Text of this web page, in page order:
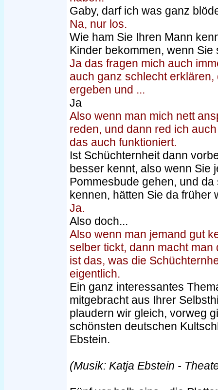
Gaby, darf ich was ganz
Na, nur los.
Wie ham Sie Ihren Mann
Kinder bekommen, wenn
Ja das fragen mich auch
auch ganz schlecht
ergeben und ...
Ja
Also wenn man mich nett
reden, und dann red ich
das auch funktioniert.
Ist Schüchternheit dann
besser kennt, also wenn Sie
Pommesbude gehen, und
kennen, hätten Sie da früher
Ja.
Also doch...
Also wenn man jemand gut
selber tickt, dann macht
ist das, was die
eigentlich.
Ein ganz interessantes
mitgebracht aus Ihrer
plaudern wir gleich, vorweg
schönsten deutschen
Ebstein.
(Musik: Katja Ebstein -